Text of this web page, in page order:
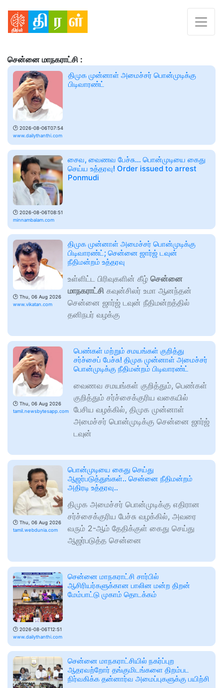
சென்னை மாநகராட்சி :
🕑 2026-08-06T07:54
www.dailythanthi.com
திமுக முன்னாள் அமைச்சர் பொன்முடிக்கு
பிடிவாரண்ட்
🕑 2026-08-06T08:51
minnambalam.com
சைவ, வைணவ பேச்சு... பொன்முடியை கைது
செய்ய உத்தரவு! Order issued to arrest
Ponmudi
🕑 Thu, 06 Aug 2026
www.vikatan.com
திமுக முன்னாள் அமைச்சர் பொன்முடிக்கு
பிடிவாரண்ட்; சென்னை ஜார்ஜ் டவுன்
நீதிமன்றம் உத்தரவு
உள்ளிட்ட பிரிவுகளின் கீழ் சென்னை
மாநகராட்சி கவுன்சிலர் உமா ஆனந்தன்
சென்னை ஜார்ஜ் டவுன் நீதிமன்றத்தில்
தனிநபர் வழக்கு
🕑 Thu, 06 Aug 2026
tamil.newsbytesapp.com
பெண்கள் மற்றும் சமயங்கள் குறித்து
சர்ச்சைப் பேச்சு! திமுக முன்னாள் அமைச்சர்
பொன்முடிக்கு நீதிமன்றம் பிடிவாரண்ட்
வைணவ சமயங்கள் குறித்தும், பெண்கள்
குறித்தும் சர்ச்சைக்குரிய வகையில்
பேசிய வழக்கில், திமுக முன்னாள்
அமைச்சர் பொன்முடிக்கு சென்னை ஜார்ஜ்
டவுன்
🕑 Thu, 06 Aug 2026
tamil.webdunia.com
பொன்முடியை கைது செய்து
ஆஜர்படுத்துங்கள்.. சென்னை நீதிமன்றம்
அதிரடி உத்தரவு..
திமுக அமைச்சர் பொன்முடிக்கு எதிரான
சர்ச்சைக்குரிய பேச்சு வழக்கில், அவரை
வரும் 2-ஆம் தேதிக்குள் கைது செய்து
ஆஜர்படுத்த சென்னை
🕑 2026-08-06T12:51
www.dailythanthi.com
சென்னை மாநகராட்சி சார்பில்
ஆசிரியர்களுக்கான பாலின மன்ற திறன்
மேம்பாட்டு முகாம் தொடக்கம்
சென்னை மாநகராட்சியில் நகர்ப்புற
ஆதரவற்றோர் தங்குமிடங்களை திறம்பட
நிர்வகிக்க தன்னார்வ அமைப்புகளுக்கு பயிற்சி